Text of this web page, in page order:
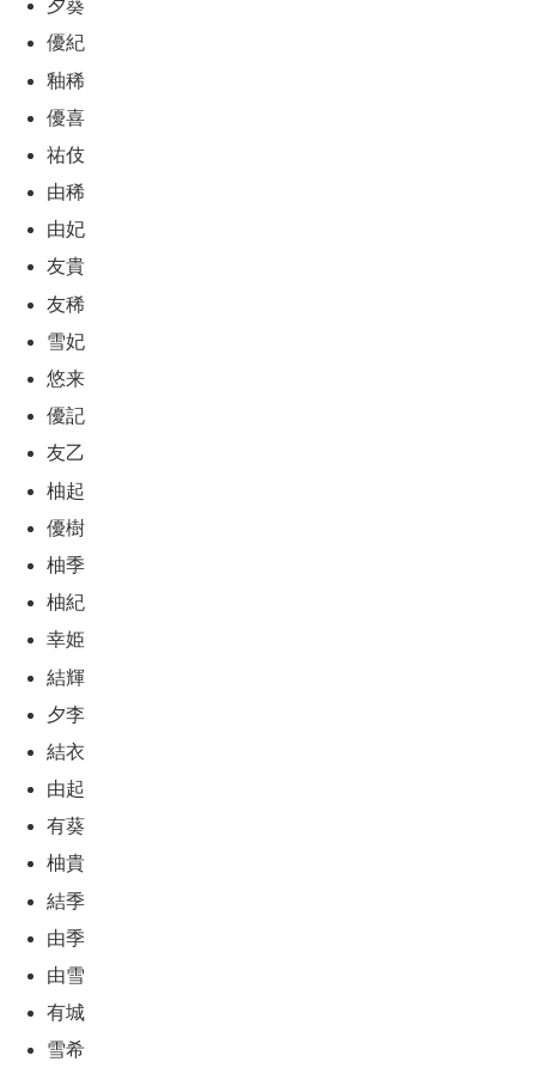
夕葵
優紀
釉稀
優喜
祐伎
由稀
由妃
友貴
友稀
雪妃
悠来
優記
友乙
柚起
優樹
柚季
柚紀
幸姫
結輝
夕李
結衣
由起
有葵
柚貴
結季
由季
由雪
有城
雪希